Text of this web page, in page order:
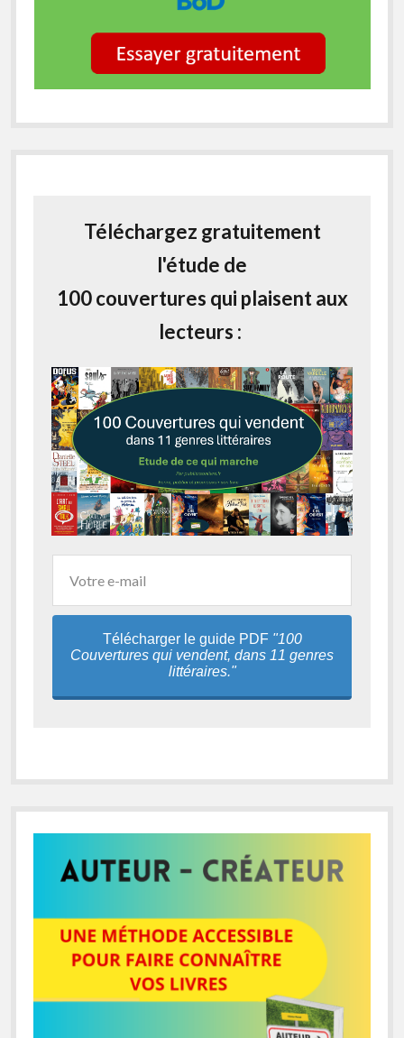
Téléchargez gratuitement
l'étude de
100 couvertures qui plaisent aux
lecteurs :
Télécharger le guide PDF "100
Couvertures qui vendent, dans 11 genres
littéraires."